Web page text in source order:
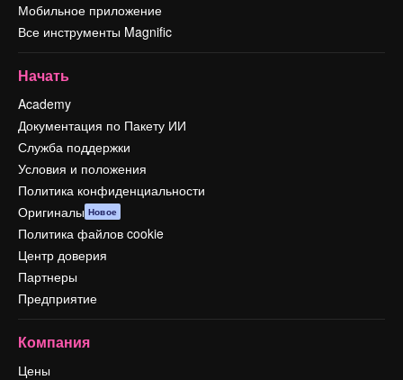
Мобильное приложение
Все инструменты Magnific
Начать
Academy
Документация по Пакету ИИ
Служба поддержки
Условия и положения
Политика конфиденциальности
Оригиналы Новое
Политика файлов cookie
Центр доверия
Партнеры
Предприятие
Компания
Цены